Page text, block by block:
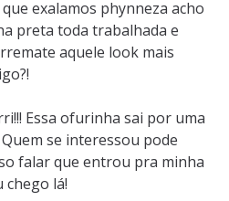
exalamos phynneza acho
preta toda trabalhada e
aquele look mais
Essa ofurinha sai por uma
se interessou pode
falar que entrou pra minha
chego lá!